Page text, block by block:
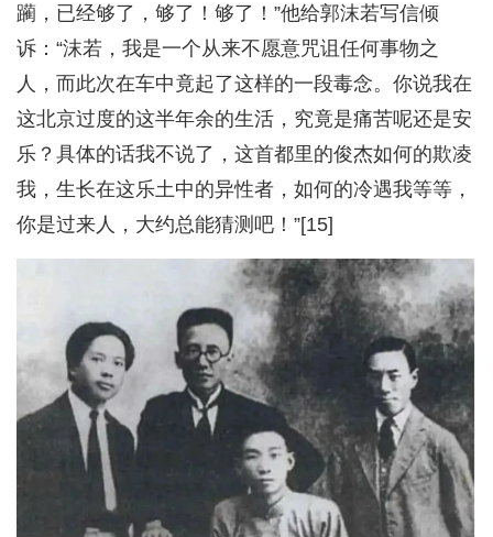
躏，已经够了，够了！够了！”他给郭沫若写信倾
诉：“沫若，我是一个从来不愿意咒诅任何事物之
人，而此次在车中竟起了这样的一段毒念。你说我在
这北京过度的这半年余的生活，究竟是痛苦呢还是安
乐？具体的话我不说了，这首都里的俊杰如何的欺凌
我，生长在这乐土中的异性者，如何的冷遇我等等，
你是过来人，大约总能猜测吧！”[15]